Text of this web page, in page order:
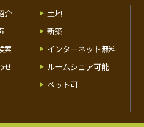
介
索
せ
土地
新築
インターネット無料
ルームシェア可能
ペット可